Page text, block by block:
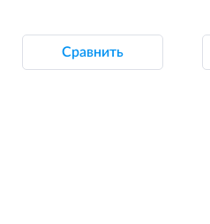
Сравнить